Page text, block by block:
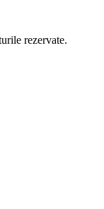
rezervate.